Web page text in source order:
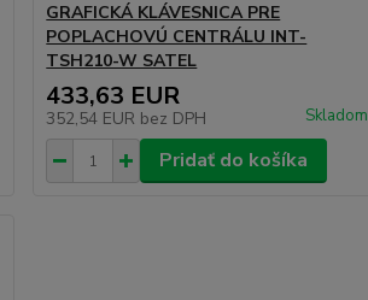
GRAFICKÁ KLÁVESNICA PRE
POPLACHOVÚ CENTRÁLU INT-
TSH210-W SATEL
433,63 EUR
352,54 EUR bez DPH Skladom
Pridať do košíka